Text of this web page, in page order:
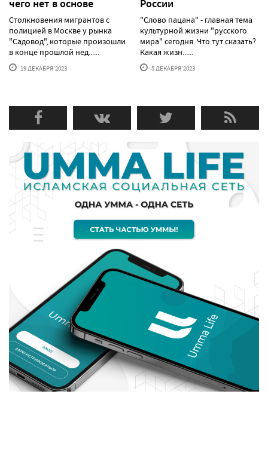
чего нет в основе
Столкновения мигрантов с
полицией в Москве у рынка
"Садовод", которые произошли
в конце прошлой нед......
19 ДЕКАБРЯ'2023
России
"Слово пацана" - главная тема
культурной жизни "русского
мира" сегодня. Что тут сказать?
Какая жизн......
5 ДЕКАБРЯ'2023